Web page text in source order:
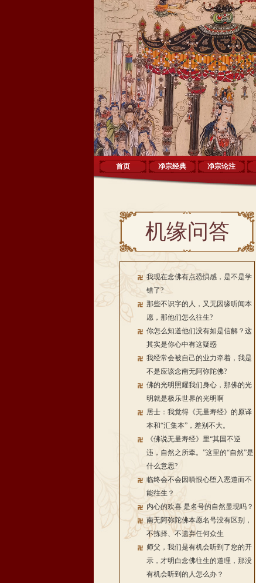
首页 净宗经典 净宗论注
机缘问答
我现在念佛有点恐惧感，是不是学
错了?
那些不识字的人，又无因缘听闻本
愿，那他们怎么往生?
你怎么知道他们没有如是信解？这
其实是你心中有这疑惑
我经常会被自己的业力牵着，我是
不是应该念南无阿弥陀佛?
佛的光明照耀我们身心，那佛的光
明就是极乐世界的光明啊
居士：我觉得《无量寿经》的原译
本和“汇集本”，差别不大。
《佛说无量寿经》里“其国不逆
违，自然之所牵。”这里的“自然”是
什么意思?
临终会不会因嗔恨心堕入恶道而不
能往生？
内心的欢喜 是名号的自然显现吗？
南无阿弥陀佛本愿名号没有区别，
不拣择、不遗弃任何众生
师父，我们是有机会听到了您的开
示，才明白念佛往生的道理，那没
有机会听到的人怎么办？